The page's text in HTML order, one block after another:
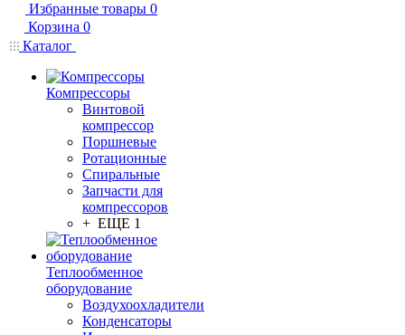
Избранные товары 0
Корзина 0
Каталог
Компрессоры
Винтовой
компрессор
Поршневые
Ротационные
Спиральные
Запчасти для
компрессоров
+ ЕЩЕ 1
Теплообменное
оборудование
Воздухоохладители
Конденсаторы